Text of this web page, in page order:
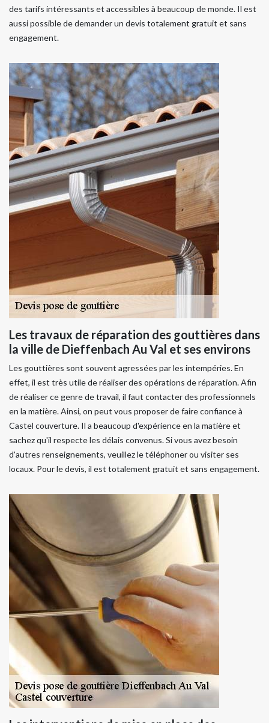
des tarifs intéressants et accessibles à beaucoup de monde. Il est
aussi possible de demander un devis totalement gratuit et sans
engagement.
Les travaux de réparation des gouttières dans
la ville de Dieffenbach Au Val et ses environs
Les gouttières sont souvent agressées par les intempéries. En
effet, il est très utile de réaliser des opérations de réparation. Afin
de réaliser ce genre de travail, il faut contacter des professionnels
en la matière. Ainsi, on peut vous proposer de faire confiance à
Castel couverture. Il a beaucoup d'expérience en la matière et
sachez qu'il respecte les délais convenus. Si vous avez besoin
d'autres renseignements, veuillez le téléphoner ou visiter ses
locaux. Pour le devis, il est totalement gratuit et sans engagement.